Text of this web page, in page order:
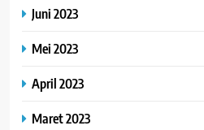
Juni 2023
Mei 2023
April 2023
Maret 2023